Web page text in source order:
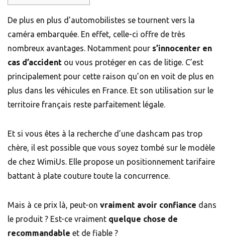
De plus en plus d’automobilistes se tournent vers la
caméra embarquée. En effet, celle-ci offre de très
nombreux avantages. Notamment pour s’innocenter en
cas d’accident ou vous protéger en cas de litige. C’est
principalement pour cette raison qu’on en voit de plus en
plus dans les véhicules en France. Et son utilisation sur le
territoire français reste parfaitement légale.
Et si vous êtes à la recherche d’une dashcam pas trop
chère, il est possible que vous soyez tombé sur le modèle
de chez WimiUs. Elle propose un positionnement tarifaire
battant à plate couture toute la concurrence.
Mais à ce prix là, peut-on vraiment avoir confiance dans
le produit ? Est-ce vraiment quelque chose de
recommandable et de fiable ?